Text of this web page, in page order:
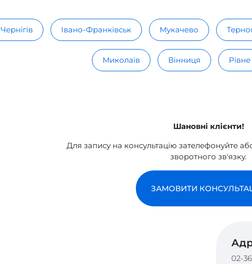
Чернігів Івано-Франківськ Мукачево
Миколаїв Вінниця Рівне
Шановні клієнти!
Для запису на консультацію зателефонуйте
зворотного зв'язку.
ЗАМОВИТИ
02-